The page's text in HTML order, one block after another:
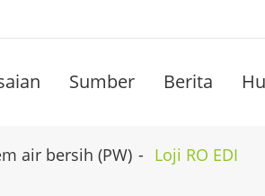
Sumber Berita
air bersih (PW) Loji RO EDI